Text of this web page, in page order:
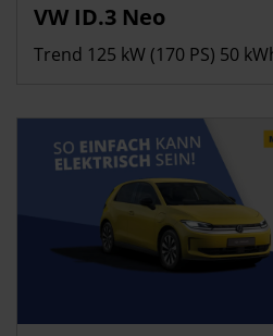
Stromverbrauch in kWh/100 km
(kombiniert): 0 g/km; CO2-Klasse: A,
VW ID.3 Neo
Trend 125 kW (170 PS) 50